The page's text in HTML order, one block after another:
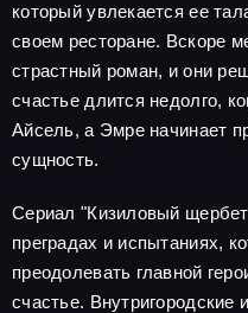
который увлекается ее
своем ресторане. Вскоре
страстный роман, и они
счастье длится недолго,
Айсель, а Эмре начинает
сущность.
Сериал "Кизиловый
преградах и испытаниях,
преодолевать главной
счастье. Внутригородские